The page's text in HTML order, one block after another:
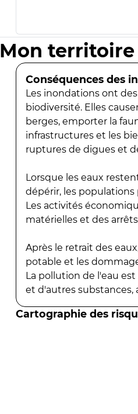
Mon
Conséquences des
Les inondations ont
biodiversité. Elles
berges, emporter la
infrastructures et les
ruptures de digues et
Lorsque les eaux
dépérir, les
Les activités
matérielles et des
Après le retrait des
potable et les
La pollution de l'eau
et d'autres substances,
Cartographie des